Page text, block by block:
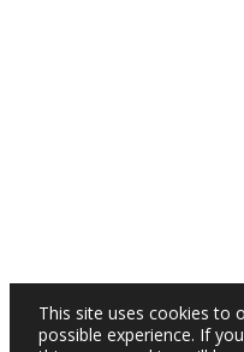
This site uses cookies to
possible experience. If